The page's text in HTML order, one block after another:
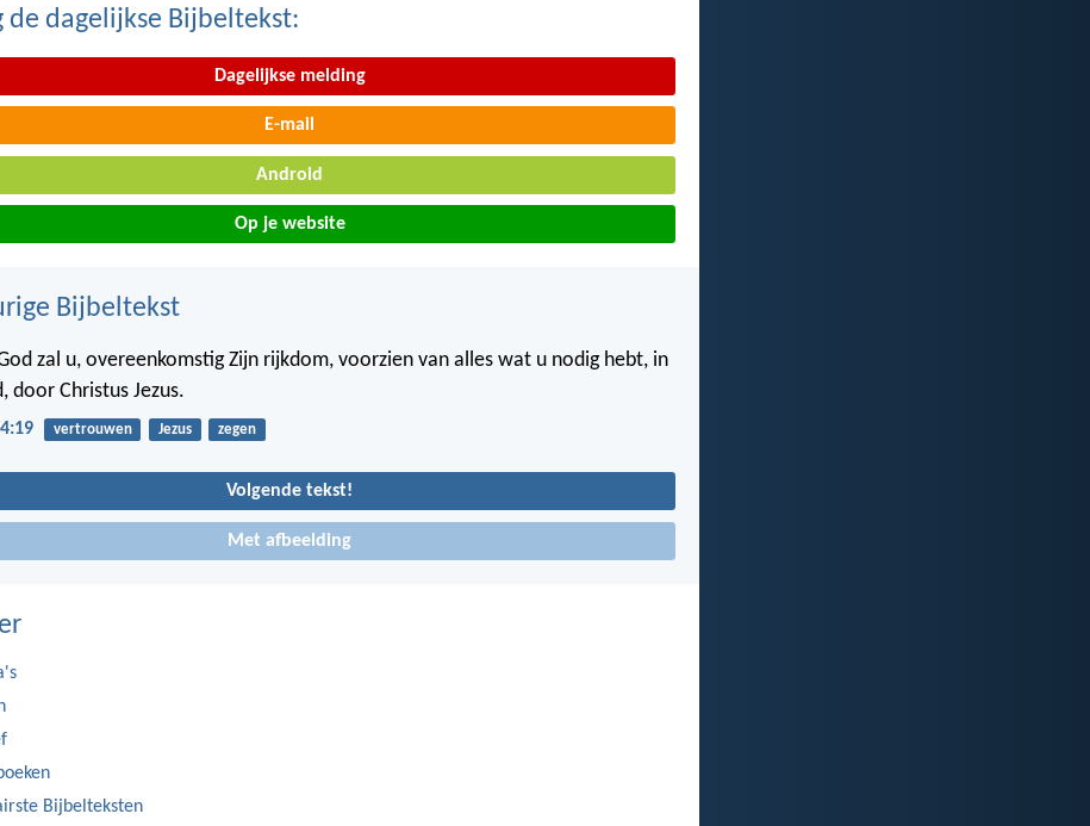
de dagelijkse Bijbeltekst:
Dagelijkse melding
E-mail
Android
Op je website
Bijbeltekst
zal u, overeenkomstig Zijn rijkdom, voorzien van alles wat u nodig hebt, in
door Christus Jezus.
vertrouwen Jezus zegen
Volgende tekst!
Met afbeelding
Bijbelteksten